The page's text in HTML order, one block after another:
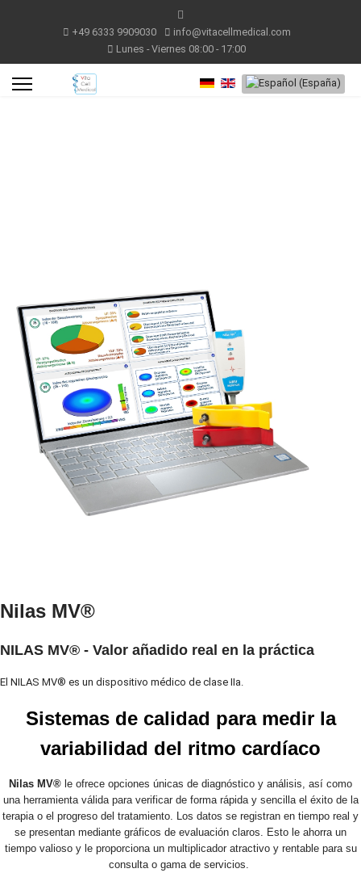
+49 6333 9909030
info@vitacellmedical.com
Lunes - Viernes 08:00 - 17:00
Seleccione su idioma
Nilas MV®
NILAS MV® - Valor añadido real en la práctica
El NILAS MV® es un dispositivo médico de clase IIa.
Sistemas de calidad para medir la
variabilidad del ritmo cardíaco
Nilas MV® le ofrece opciones únicas de diagnóstico y análisis, así como
una herramienta válida para verificar de forma rápida y sencilla el éxito de la
terapia o el progreso del tratamiento. Los datos se registran en tiempo real y
se presentan mediante gráficos de evaluación claros. Esto le ahorra un
tiempo valioso y le proporciona un multiplicador atractivo y rentable para su
consulta o gama de servicios.